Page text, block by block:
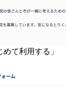
て利用する」